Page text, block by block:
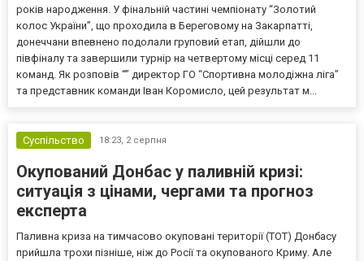
років народження. У фінальній частині чемпіонату “Золотий
колос України”, що проходила в Береговому на Закарпатті,
донеччани впевнено подолали груповий етап, дійшли до
півфіналу та завершили турнір на четвертому місці серед 11
команд. Як розповів “” директор ГО “Спортивна молодіжна ліга”
та представник команди Іван Коромисло, цей результат м...
Суспільство 18:23, 2 серпня
Окупований Донбас у паливній кризі:
ситуація з цінами, чергами та прогноз
експерта
Паливна криза на тимчасово окуповані території (ТОТ) Донбасу
прийшла трохи пізніше, ніж до Росії та окупованого Криму. Але